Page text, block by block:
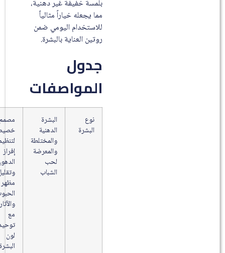
بلمسة خفيفة غير دهنية،
مما يجعله خياراً مثالياً
للاستخدام اليومي ضمن
روتين العناية بالبشرة.
جدول
المواصفات
البشرة
البشرة
الدهنية
والمختلطة
والمعرضة
الشباب
مصمم
خصيصاً
لتنظيم
الدهون
وتقليل
الحبوب
والآثار
توحيد
البشرة